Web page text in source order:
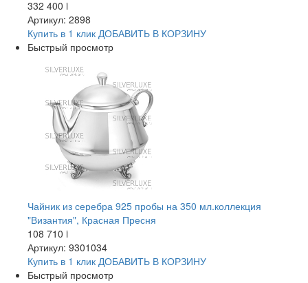
332 400 i
Артикул: 2898
Купить в 1 клик ДОБАВИТЬ В КОРЗИНУ
Быстрый просмотр
Чайник из серебра 925 пробы на 350 мл.коллекция
"Византия", Красная Пресня
108 710 i
Артикул: 9301034
Купить в 1 клик ДОБАВИТЬ В КОРЗИНУ
Быстрый просмотр